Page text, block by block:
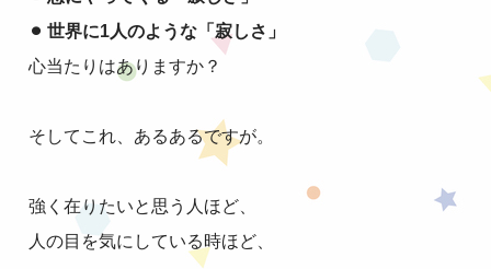
⚫︎ 世界に1人のような「寂しさ」
心当たりはありますか？
そしてこれ、あるあるですが。
強く在りたいと思う人ほど、
人の目を気にしている時ほど、